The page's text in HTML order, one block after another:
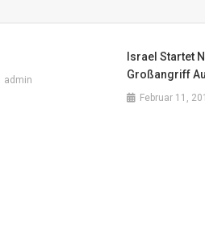
admin
Israel Startet
Großangriff
Februar 11,